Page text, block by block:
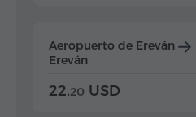
Aeropuerto de Ereván
Ereván
22.20 USD